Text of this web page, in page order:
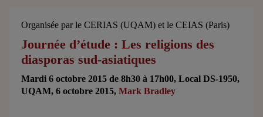
Organisée par le CERIAS (UQAM) et le CEIAS (Paris)
Journée d’étude : Les religions des
diasporas sud-asiatiques
Mardi 6 octobre 2015 de 8h30 à 17h00, Local DS-1950,
UQAM, 6 octobre 2015,Mark Bradley